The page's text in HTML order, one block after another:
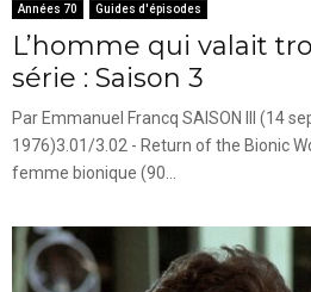
Années 70 Guides d'épisodes
L’homme qui valait
série : Saison 3
Par Emmanuel Francq SAISON III (14
1976)3.01/3.02 - Return of the Bionic
femme bionique (90...